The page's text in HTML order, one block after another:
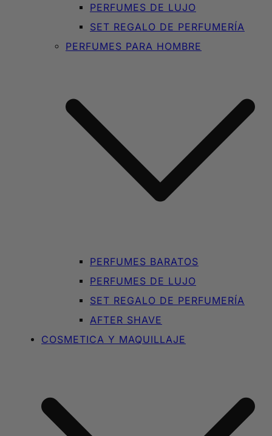
PERFUMES DE LUJO
SET REGALO DE PERFUMERÍA
PERFUMES PARA HOMBRE
PERFUMES BARATOS
PERFUMES DE LUJO
SET REGALO DE PERFUMERÍA
AFTER SHAVE
COSMETICA Y MAQUILLAJE